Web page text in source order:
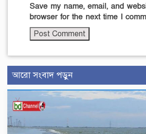
Save my name, email, and
browser for the next time I
আরো সংবাদ পড়ুন